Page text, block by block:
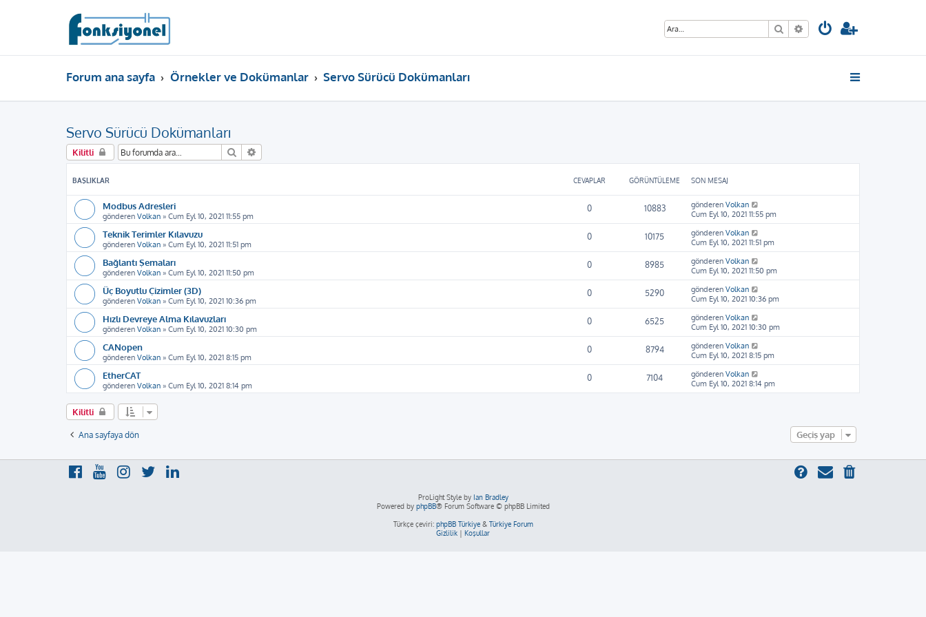
Ara Gelişmiş arama
Forum ana sayfa Örnekler ve Dokümanlar Servo Sürücü Dokümanları
Servo Sürücü Dokümanları
Kilitli Ara
BAŞLIKLAR CEVAPLAR GÖRÜNTÜLEME SON MESAJ
Modbus Adresleri
gönderen Volkan » Cum Eyl 10, 2021 11:55 pm
0 10883 gönderen Volkan
Cum Eyl 10, 2021 11:55 pm
Teknik Terimler Kılavuzu
gönderen Volkan » Cum Eyl 10, 2021 11:51 pm
0 10175 gönderen Volkan
Cum Eyl 10, 2021 11:51 pm
Bağlantı Şemaları
gönderen Volkan » Cum Eyl 10, 2021 11:50 pm
0 8985 gönderen Volkan
Cum Eyl 10, 2021 11:50 pm
Üç Boyutlu Çizimler (3D)
gönderen Volkan » Cum Eyl 10, 2021 10:36 pm
0 5290 gönderen Volkan
Cum Eyl 10, 2021 10:36 pm
Hızlı Devreye Alma Kılavuzları
gönderen Volkan » Cum Eyl 10, 2021 10:30 pm
0 6525 gönderen Volkan
Cum Eyl 10, 2021 10:30 pm
CANopen
gönderen Volkan » Cum Eyl 10, 2021 8:15 pm
0 8794 gönderen Volkan
Cum Eyl 10, 2021 8:15 pm
EtherCAT
gönderen Volkan » Cum Eyl 10, 2021 8:14 pm
0 7104 gönderen Volkan
Cum Eyl 10, 2021 8:14 pm
Kilitli
Ana sayfaya dön Geçiş yap
ProLight Style by Ian Bradley
Powered by phpBB® Forum Software © phpBB Limited
Türkçe çeviri: phpBB Türkiye& Türkiye Forum
Gizlilik | Koşullar